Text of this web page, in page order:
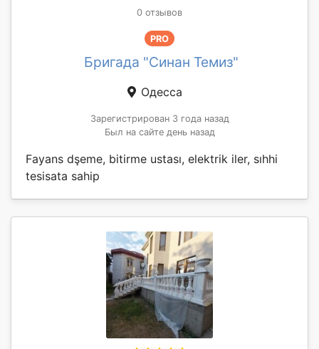
0 отзывов
PRO
Бригада "Синан Темиз"
Одесса
Зарегистрирован 3 года назад
Был на сайте день назад
Fayans dşeme, bitirme ustası, elektrik iler, sıhhi
tesisata sahip